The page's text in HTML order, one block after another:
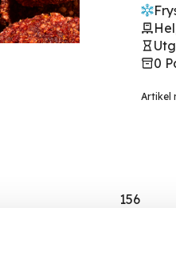
0
Artikel
156